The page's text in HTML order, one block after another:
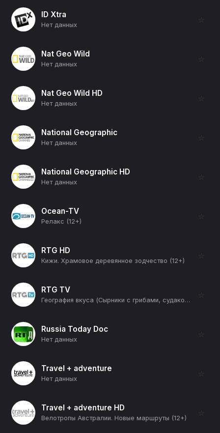
ID Xtra
Нет данных
☆
Nat Geo Wild
Нет данных
☆
Nat Geo Wild HD
Нет данных
☆
National Geographic
Нет данных
☆
National Geographic HD
Нет данных
☆
Ocean-TV
Релакс (12+)
☆
RTG HD
Кижи. Храмовое деревянное зодчество (12+)
☆
RTG TV
География вкуса (Сырники с грибами, судаком и соусом на молочной сыворотке) (12+)
☆
Russia Today Doc
Нет данных
☆
Travel + adventure
Нет данных
☆
Travel + adventure HD
Велотропы Австралии. Новые маршруты (12+)
☆